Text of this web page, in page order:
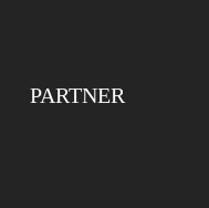
PARTNER